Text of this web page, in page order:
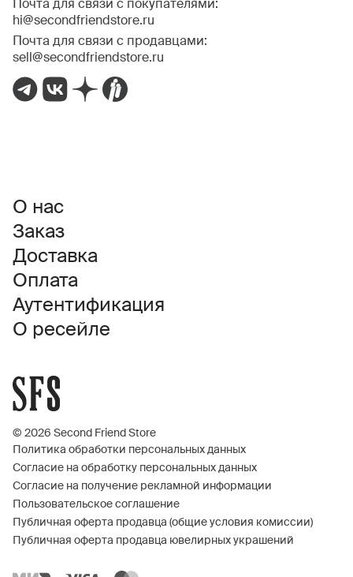
Почта для связи с покупателями:
hi@secondfriendstore.ru
Почта для связи с продавцами:
sell@secondfriendstore.ru
О нас
Заказ
Доставка
Оплата
Аутентификация
О ресейле
© 2026 Second Friend Store
Политика обработки персональных данных
Согласие на обработку персональных данных
Согласие на получение рекламной информации
Пользовательское соглашение
Публичная оферта продавца (общие условия комиссии)
Публичная оферта продавца ювелирных украшений